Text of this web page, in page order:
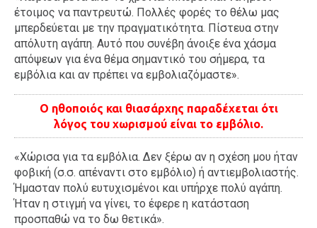
έτοιμος να παντρευτώ. Πολλές φορές το θέλω μας
μπερδεύεται με την πραγματικότητα. Πίστευα στην
απόλυτη αγάπη. Αυτό που συνέβη άνοιξε ένα χάσμα
απόψεων για ένα θέμα σημαντικό του σήμερα, τα
εμβόλια και αν πρέπει να εμβολιαζόμαστε».
Ο ηθοποιός και θιασάρχης παραδέχεται ότι
λόγος του χωρισμού είναι το εμβόλιο.
«Χώρισα για τα εμβόλια. Δεν ξέρω αν η σχέση μου ήταν
φοβική (σ.σ. απέναντι στο εμβόλιο) ή αντιεμβολιαστής.
Ήμασταν πολύ ευτυχισμένοι και υπήρχε πολύ αγάπη.
Ήταν η στιγμή να γίνει, το έφερε η κατάσταση
προσπαθώ να το δω θετικά».